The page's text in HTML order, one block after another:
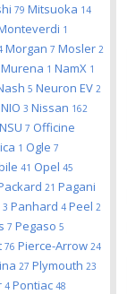
79 Mitsuoka 14
1
Morgan 7 Mosler 2
Murena 1 NamX 1
5 Neuron EV 2
NIO 3 Nissan 162
NSU 7 Officine
1 Ogle 7
41 Opel 45
21 Pagani
3 Panhard 4 Peel 2
7 Pegaso 5
76 Pierce-Arrow 24
27 Plymouth 23
4 Pontiac 48